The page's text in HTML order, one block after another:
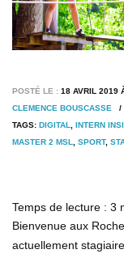
POSTÉ LE : 18 AVRIL
CLEMENCE BOUSCASSE /
TAGS: DIGITAL INTERN
MASTER 2 MSL
SPORT,
Temps de lecture : 3
Bienvenue aux
actuellement